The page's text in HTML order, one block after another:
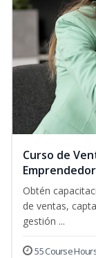
Curso de
Obtén
de ventas,
gestión ...
55 Course